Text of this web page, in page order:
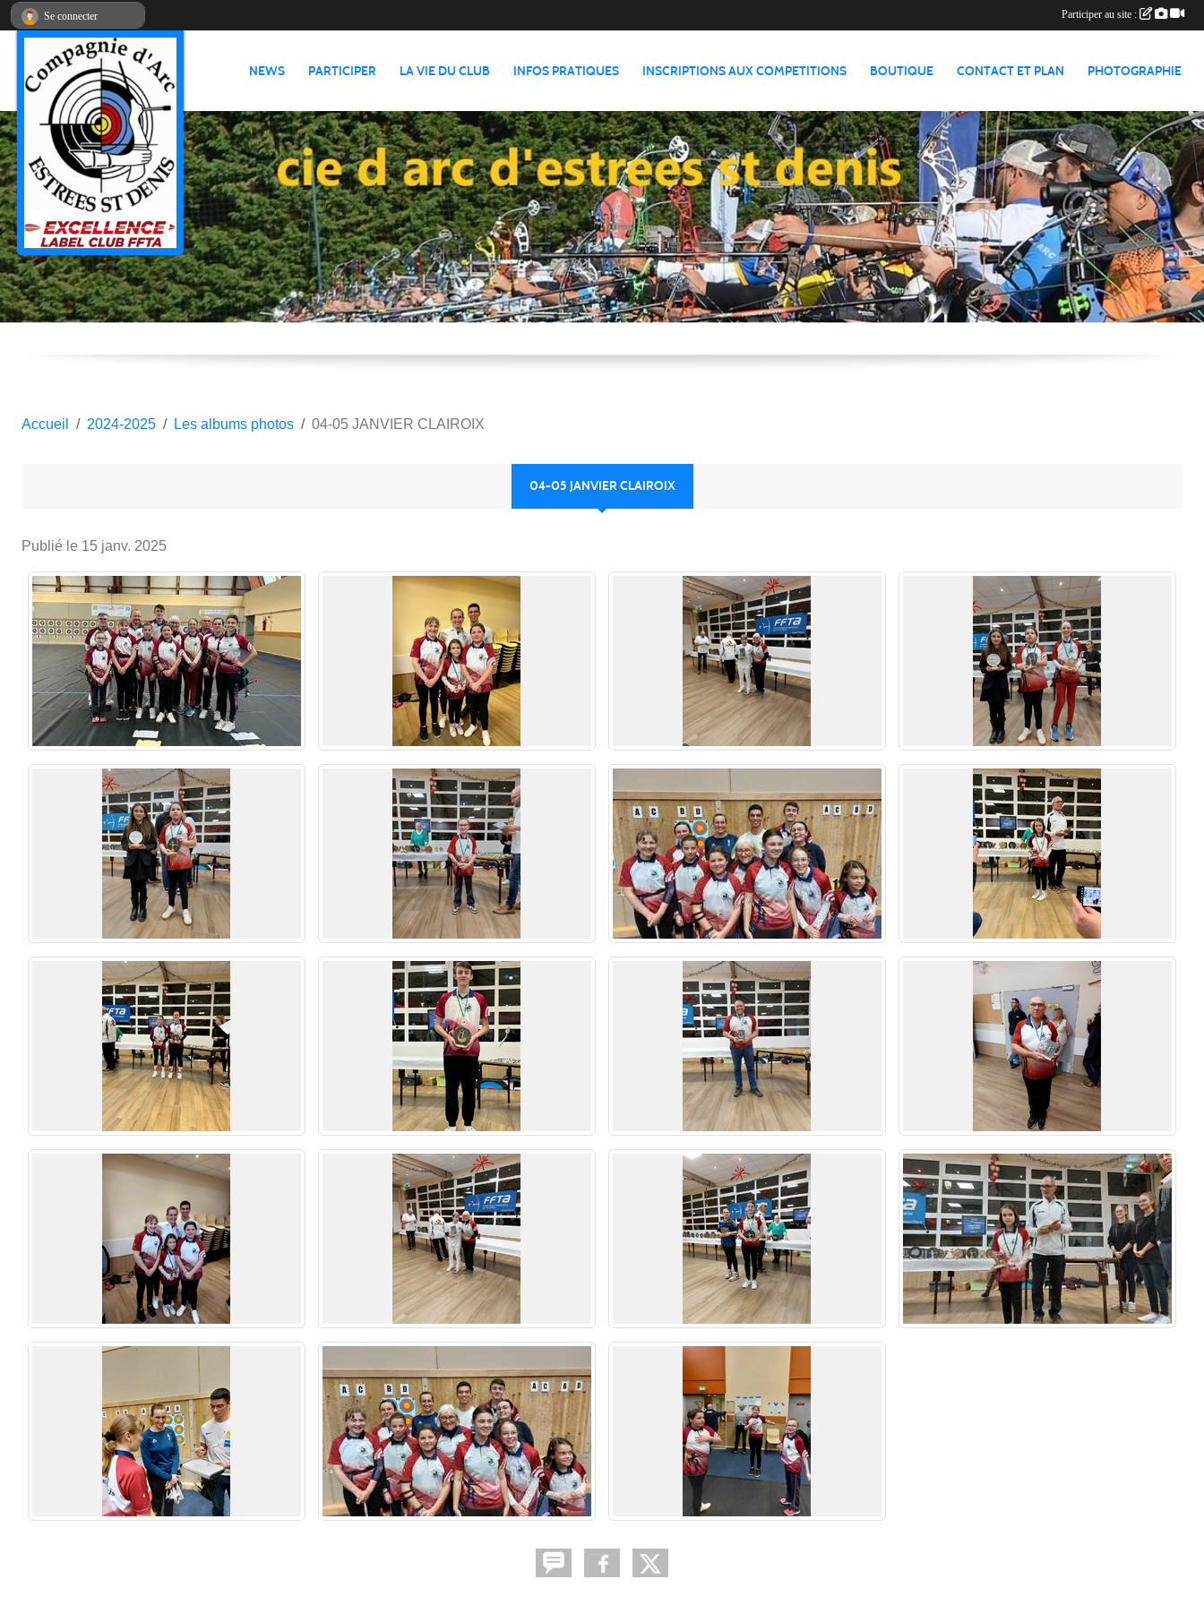
NEWS PARTICIPER LA VIE DU CLUB INFOS PRATIQUES INSCRIPTIONS AUX COMPETITIONS BOUTIQUE CONTACT ET PLAN PHOTOGRAPHIE
Accueil 2024-2025 Les albums photos 04-05 JANVIER CLAIROIX
04-05 JANVIER CLAIROIX
Publié le 15 janv. 2025
Se connecter Participer au site :
Panneau de gestion des cookies